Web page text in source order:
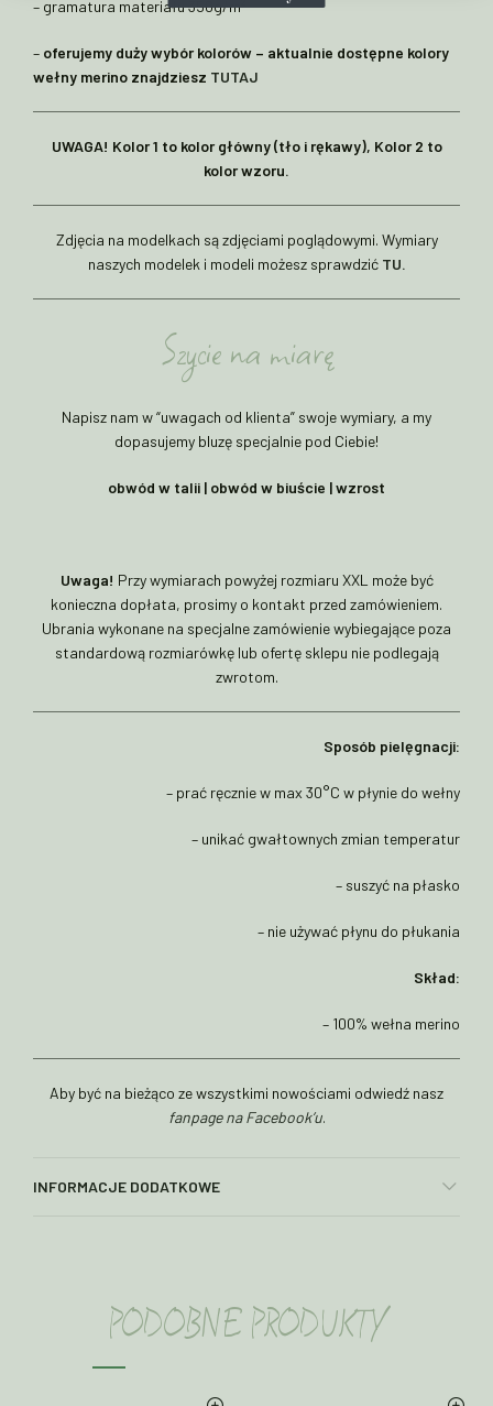
– gramatura materiału 350g/m²
– oferujemy duży wybór kolorów – aktualnie dostępne kolory
wełny merino znajdziesz TUTAJ
UWAGA! Kolor 1 to kolor główny (tło i rękawy), Kolor 2 to
kolor wzoru.
Zdjęcia na modelkach są zdjęciami poglądowymi. Wymiary
naszych modelek i modeli możesz sprawdzić TU.
Szycie na miarę
Napisz nam w “uwagach od klienta” swoje wymiary, a my
dopasujemy bluzę specjalnie pod Ciebie!
obwód w talii | obwód w biuście | wzrost
Uwaga! Przy wymiarach powyżej rozmiaru XXL może być
konieczna dopłata, prosimy o kontakt przed zamówieniem.
Ubrania wykonane na specjalne zamówienie wybiegające poza
standardową rozmiarówkę lub ofertę sklepu nie podlegają
zwrotom.
Sposób pielęgnacji:
– prać ręcznie w max 30°C w płynie do wełny
– unikać gwałtownych zmian temperatur
– suszyć na płasko
– nie używać płynu do płukania
Skład:
– 100% wełna merino
Aby być na bieżąco ze wszystkimi nowościami odwiedź nasz
fanpage na Facebook’u.
INFORMACJE DODATKOWE
PODOBNE PRODUKTY